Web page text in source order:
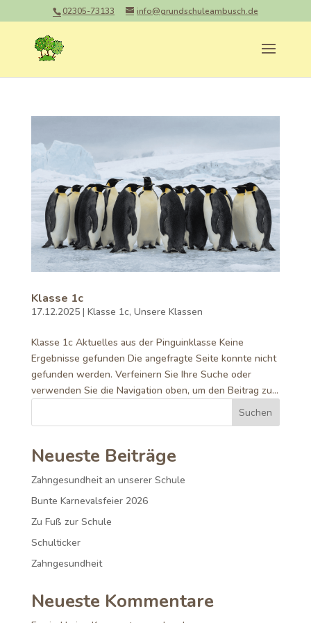
02305-73133 info@grundschuleambusch.de
Klasse 1c
17.12.2025| Klasse 1c, Unsere Klassen
Klasse 1c Aktuelles aus der Pinguinklasse Keine
Ergebnisse gefunden Die angefragte Seite konnte nicht
gefunden werden. Verfeinern Sie Ihre Suche oder
verwenden Sie die Navigation oben, um den Beitrag zu...
Suchen
Neueste Beiträge
Zahngesundheit an unserer Schule
Bunte Karnevalsfeier 2026
Zu Fuß zur Schule
Schulticker
Zahngesundheit
Neueste Kommentare